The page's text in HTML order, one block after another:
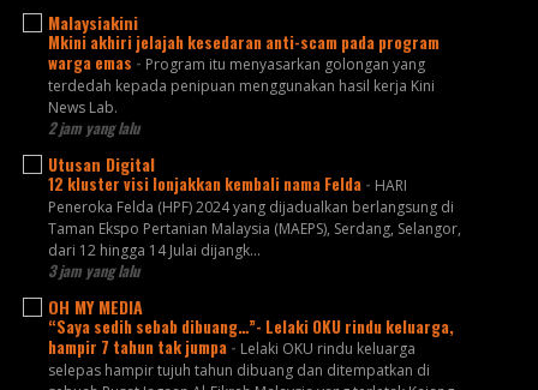
Malaysiakini
Mkini akhiri jelajah kesedaran anti-scam pada program
warga emas - Program itu menyasarkan golongan yang
terdedah kepada penipuan menggunakan hasil kerja Kini
News Lab.
2 jam yang lalu
Utusan Digital
12 kluster visi lonjakkan kembali nama Felda - HARI
Peneroka Felda (HPF) 2024 yang dijadualkan berlangsung di
Taman Ekspo Pertanian Malaysia (MAEPS), Serdang, Selangor,
dari 12 hingga 14 Julai dijangk...
3 jam yang lalu
OH MY MEDIA
“Saya sedih sebab dibuang…”- Lelaki OKU rindu keluarga,
hampir 7 tahun tak jumpa - Lelaki OKU rindu keluarga
selepas hampir tujuh tahun dibuang dan ditempatkan di